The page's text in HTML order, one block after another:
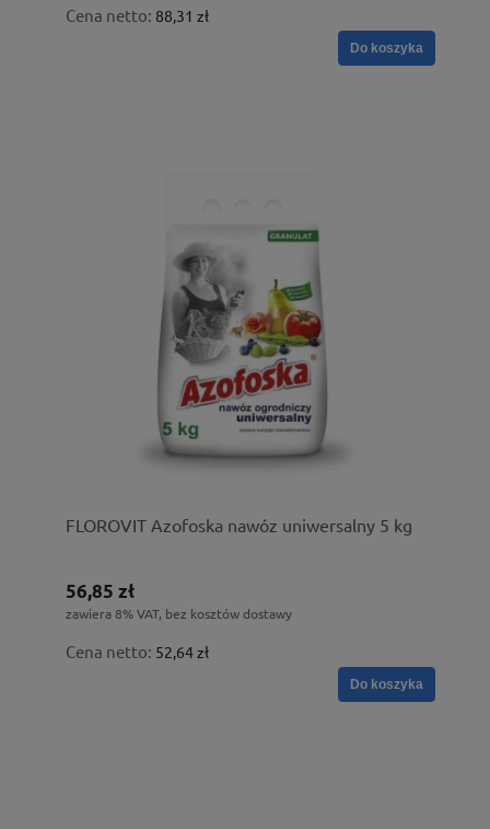
Cena netto: 88,31 zł
Do koszyka
FLOROVIT Azofoska nawóz uniwersalny 5 kg
56,85 zł
zawiera 8% VAT, bez kosztów dostawy
Cena netto: 52,64 zł
Do koszyka